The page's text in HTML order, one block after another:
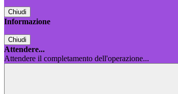
Chiudi
Informazione
Chiudi
Attendere...
Attendere il completamento dell'operazione...